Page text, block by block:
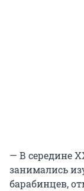
— В середине
занимались
барабинцев,